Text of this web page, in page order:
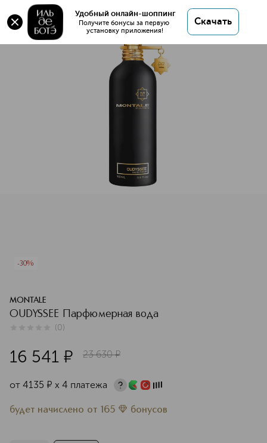
Удобный онлайн-шоппинг
Получите бонусы за первую
установку приложения!
Скачать
Оригинал 💯 OUDYSSEE Парфюмерная вода
купить в интернет магазине ИЛЬ ДЕ БОТЭ с
доставкой.
OUDYSSEE Парфюмерная вода
-30%
MONTALE
OUDYSSEE Парфюмерная вода
(0)
16 541 ¤ 23 630 ¤
от 4135 ¤ х 4 платежа
будет начислено от 165 бонусов